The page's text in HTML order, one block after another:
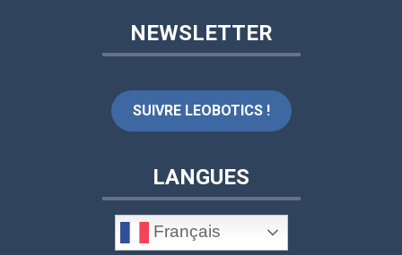
NEWSLETTER
SUIVRE LEOBOTICS !
LANGUES
Français